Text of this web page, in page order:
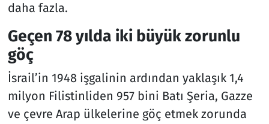
daha fazla.
Geçen 78 yılda iki büyük zorunlu
göç
İsrail’in 1948 işgalinin ardından yaklaşık 1,4
milyon Filistinliden 957 bini Batı Şeria, Gazze
ve çevre Arap ülkelerine göç etmek zorunda